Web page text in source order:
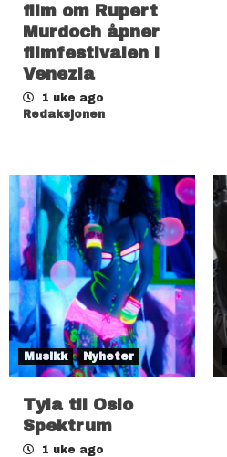
film om Rupert
Murdoch åpner
filmfestivalen i
Venezia
1 uke ago
Redaksjonen
Musikk Nyheter
Tyla til Oslo
Spektrum
1 uke ago